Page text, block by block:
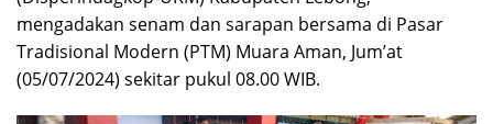
mengadakan senam dan sarapan bersama di Pasar
Tradisional Modern (PTM) Muara Aman, Jum’at
(05/07/2024) sekitar pukul 08.00 WIB.